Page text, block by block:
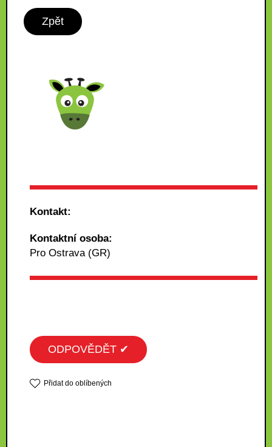
Zpět
Kontakt:
Kontaktní osoba:
Pro Ostrava (GR)
ODPOVĚDĚT ✔
Přidat do oblíbených